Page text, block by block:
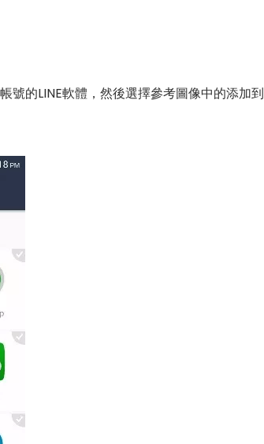
號的LINE軟體，然後選擇參考圖像中的添加到